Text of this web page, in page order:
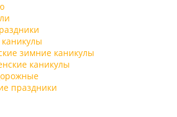
зимние каникулы
каникулы
праздники